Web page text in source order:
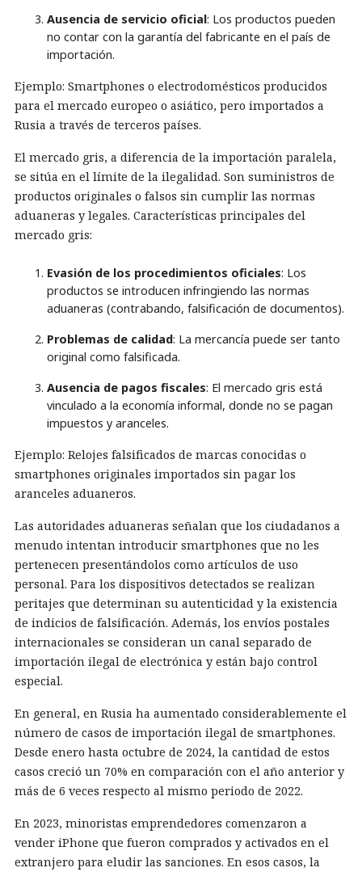
Ausencia de servicio oficial: Los productos pueden
no contar con la garantía del fabricante en el país de
importación.
Ejemplo: Smartphones o electrodomésticos producidos
para el mercado europeo o asiático, pero importados a
Rusia a través de terceros países.
El mercado gris, a diferencia de la importación paralela,
se sitúa en el límite de la ilegalidad. Son suministros de
productos originales o falsos sin cumplir las normas
aduaneras y legales. Características principales del
mercado gris:
Evasión de los procedimientos oficiales: Los
productos se introducen infringiendo las normas
aduaneras (contrabando, falsificación de documentos).
Problemas de calidad: La mercancía puede ser tanto
original como falsificada.
Ausencia de pagos fiscales: El mercado gris está
vinculado a la economía informal, donde no se pagan
impuestos y aranceles.
Ejemplo: Relojes falsificados de marcas conocidas o
smartphones originales importados sin pagar los
aranceles aduaneros.
Las autoridades aduaneras señalan que los ciudadanos a
menudo intentan introducir smartphones que no les
pertenecen presentándolos como artículos de uso
personal. Para los dispositivos detectados se realizan
peritajes que determinan su autenticidad y la existencia
de indicios de falsificación. Además, los envíos postales
internacionales se consideran un canal separado de
importación ilegal de electrónica y están bajo control
especial.
En general, en Rusia ha aumentado considerablemente el
número de casos de importación ilegal de smartphones.
Desde enero hasta octubre de 2024, la cantidad de estos
casos creció un 70% en comparación con el año anterior y
más de 6 veces respecto al mismo periodo de 2022.
En 2023, minoristas emprendedores comenzaron a
vender iPhone que fueron comprados y activados en el
extranjero para eludir las sanciones. En esos casos, la